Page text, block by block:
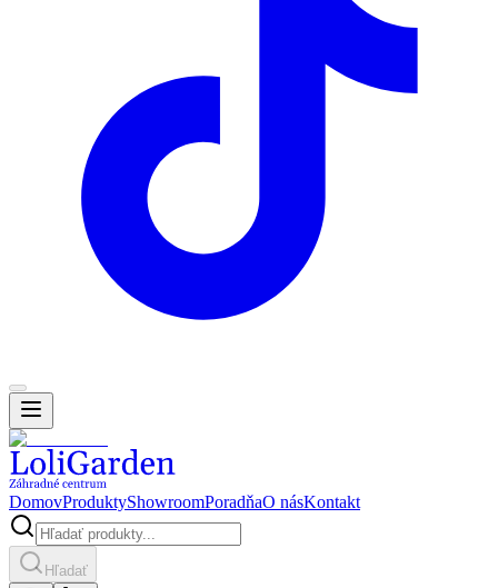
DomovProduktyShowroomPoradňaO násKontakt
Hľadať